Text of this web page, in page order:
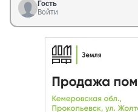
Гость
Войти